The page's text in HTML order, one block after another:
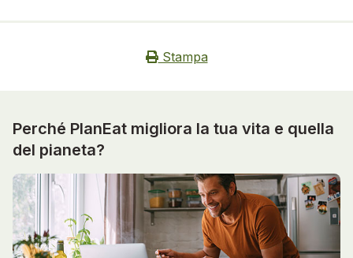
Stampa
Perché PlanEat migliora la tua vita e quella
del pianeta?